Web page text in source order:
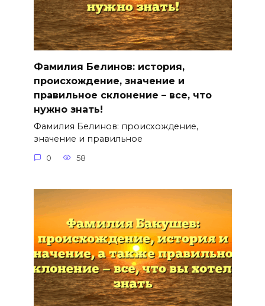
Фамилия Белинов: история,
происхождение, значение и
правильное склонение – все, что
нужно знать!
Фамилия Белинов: происхождение,
значение и правильное
0 58